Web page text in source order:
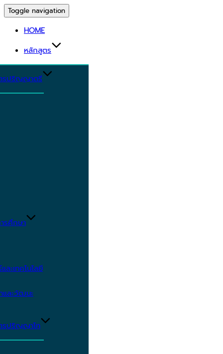
Toggle navigation
HOME
หลักสูตร
รปริญญาตรี
รศึกษา
ะเทคโนโลยี
และวัฒนะ
รปริญญาโท